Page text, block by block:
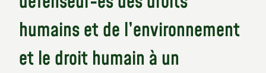
humains et de l’environnement
et le droit humain à un